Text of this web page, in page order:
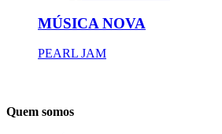
MÚSICA NOVA
PEARL JAM
Quem somos